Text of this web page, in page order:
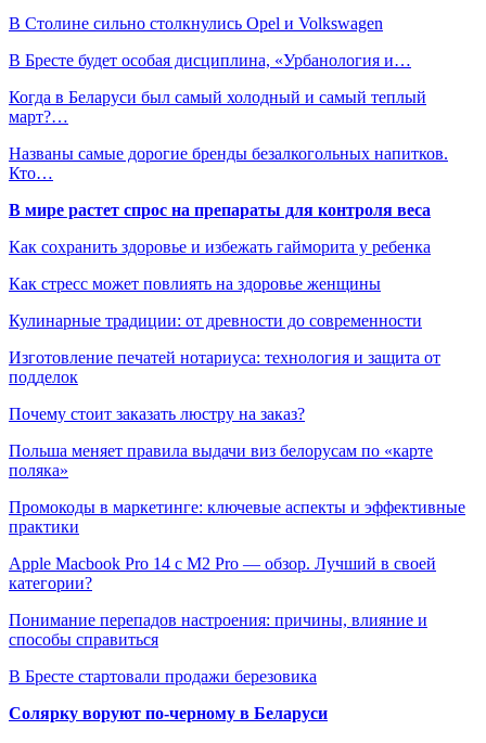
В Столине сильно столкнулись Opel и Volkswagen
В Бресте будет особая дисциплина, «Урбанология и…
Когда в Беларуси был самый холодный и самый теплый
март?…
Названы самые дорогие бренды безалкогольных напитков.
Кто…
В мире растет спрос на препараты для контроля веса
Как сохранить здоровье и избежать гайморита у ребенка
Как стресс может повлиять на здоровье женщины
Кулинарные традиции: от древности до современности
Изготовление печатей нотариуса: технология и защита от
подделок
Почему стоит заказать люстру на заказ?
Польша меняет правила выдачи виз белорусам по «карте
поляка»
Промокоды в маркетинге: ключевые аспекты и эффективные
практики
Apple Macbook Pro 14 с M2 Pro — обзор. Лучший в своей
категории?
Понимание перепадов настроения: причины, влияние и
способы справиться
В Бресте стартовали продажи березовика
Солярку воруют по-черному в Беларуси